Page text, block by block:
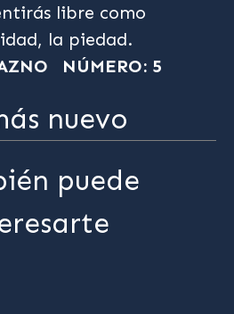
libre como
la piedad.
NÚMERO: 5
nuevo
puede